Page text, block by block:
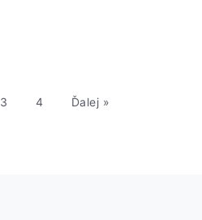
3 4 Ďalej »